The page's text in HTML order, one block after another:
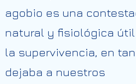
agobio es una
natural y fisiológica útil
la supervivencia, en
dejaba a nuestros